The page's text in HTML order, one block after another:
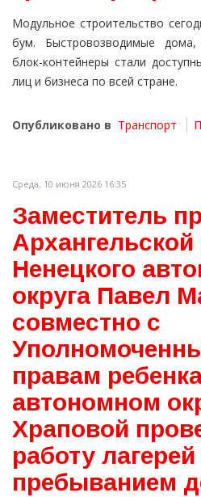
Модульное строительство
бум. Быстровозводимые дома,
блок-контейнеры стали
лиц и бизнеса по всей стране.
Опубликовано в Транспорт
Среда, 10 июня 2026 16:35
Заместитель
Архангельской
Ненецкого
округа Павел
совместно с
правам
автономном
Храповой
работу
пребыванием